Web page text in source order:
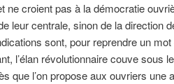
ne croient pas à la démocratie
leur centrale, sinon de la direction
sont, pour reprendre un
l’élan révolutionnaire couve sous
que l’on propose aux ouvriers une